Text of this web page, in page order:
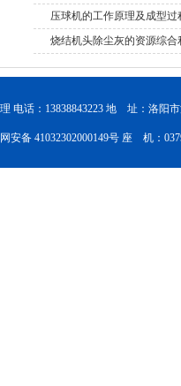
压球机的工作原理及成型过
烧结机头除尘灰的资源综合
电话：13838843223 地 址：洛阳
安备 41032302000149号 座 机：